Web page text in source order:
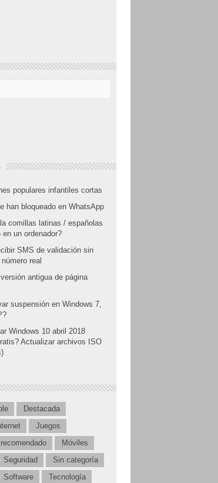
populares infantiles cortas
han bloqueado en WhatsApp
comillas latinas / españolas
un ordenador?
SMS de validación sin
real
antigua de página
suspensión en Windows 7,
Windows 10 abril 2018
Actualizar archivos ISO
Destacada
Juegos
Móviles
Seguridad
Sin categoría
Software Tecnología